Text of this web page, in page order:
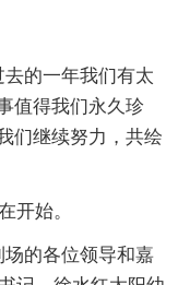
的一年我们有太
值得我们永久珍
们继续努力，共绘
开始。
的各位领导和嘉